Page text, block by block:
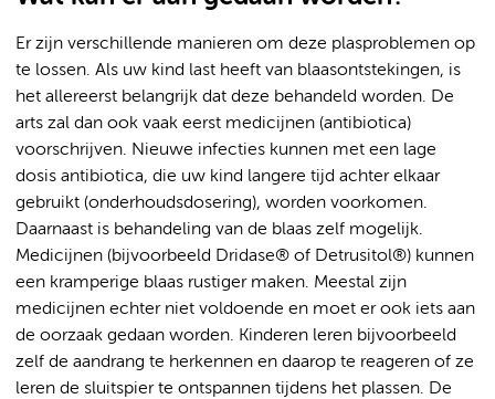
Er zijn verschillende manieren om deze plasproblemen op
te lossen. Als uw kind last heeft van blaasontstekingen, is
het allereerst belangrijk dat deze behandeld worden. De
arts zal dan ook vaak eerst medicijnen (antibiotica)
voorschrijven. Nieuwe infecties kunnen met een lage
dosis antibiotica, die uw kind langere tijd achter elkaar
gebruikt (onderhoudsdosering), worden voorkomen.
Daarnaast is behandeling van de blaas zelf mogelijk.
Medicijnen (bijvoorbeeld Dridase® of Detrusitol®) kunnen
een kramperige blaas rustiger maken. Meestal zijn
medicijnen echter niet voldoende en moet er ook iets aan
de oorzaak gedaan worden. Kinderen leren bijvoorbeeld
zelf de aandrang te herkennen en daarop te reageren of ze
leren de sluitspier te ontspannen tijdens het plassen. De